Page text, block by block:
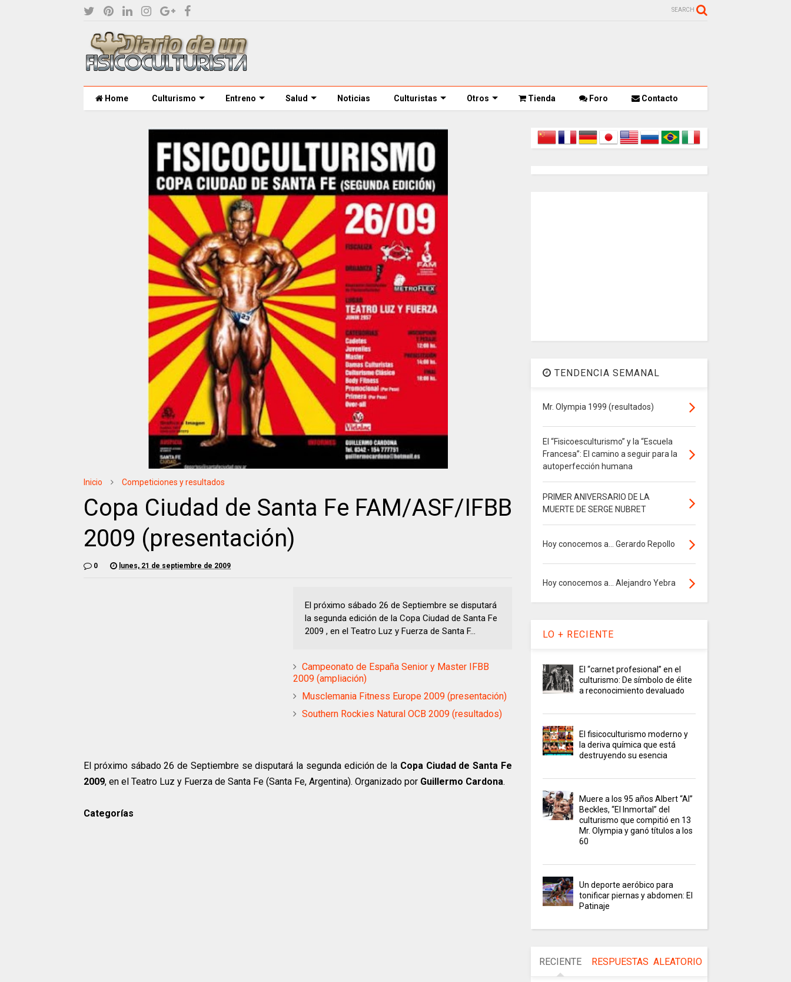
SEARCH
Home Culturismo Entreno Salud Noticias Culturistas Otros Tienda Foro Contacto
Inicio Competiciones y resultados
Copa Ciudad de Santa Fe FAM/ASF/IFBB
2009 (presentación)
0 lunes, 21 de septiembre de 2009
El próximo sábado 26 de Septiembre se disputará
la segunda edición de la Copa Ciudad de Santa Fe
2009 , en el Teatro Luz y Fuerza de Santa F...
Campeonato de España Senior y Master IFBB
2009 (ampliación)
Musclemania Fitness Europe 2009 (presentación)
Southern Rockies Natural OCB 2009 (resultados)
El próximo sábado 26 de Septiembre se disputará la segunda edición de la Copa Ciudad de Santa Fe
2009, en el Teatro Luz y Fuerza de Santa Fe (Santa Fe, Argentina). Organizado por Guillermo Cardona.
Categorías
TENDENCIA SEMANAL
Mr. Olympia 1999 (resultados)
El “Fisicoesculturismo” y la “Escuela
Francesa”: El camino a seguir para la
autoperfección humana
PRIMER ANIVERSARIO DE LA
MUERTE DE SERGE NUBRET
Hoy conocemos a... Gerardo Repollo
Hoy conocemos a... Alejandro Yebra
LO + RECIENTE
El “carnet profesional” en el
culturismo: De símbolo de élite
a reconocimiento devaluado
El fisicoculturismo moderno y
la deriva química que está
destruyendo su esencia
Muere a los 95 años Albert “Al”
Beckles, “El Inmortal” del
culturismo que compitió en 13
Mr. Olympia y ganó títulos a los
60
Un deporte aeróbico para
tonificar piernas y abdomen: El
Patinaje
RECIENTE RESPUESTAS ALEATORIO